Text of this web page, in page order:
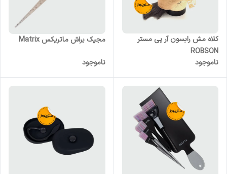
کلاه مش رابسون آر پی مستر
ROBSON
ناموجود
مجیک براش ماتریکس Matrix
ناموجود